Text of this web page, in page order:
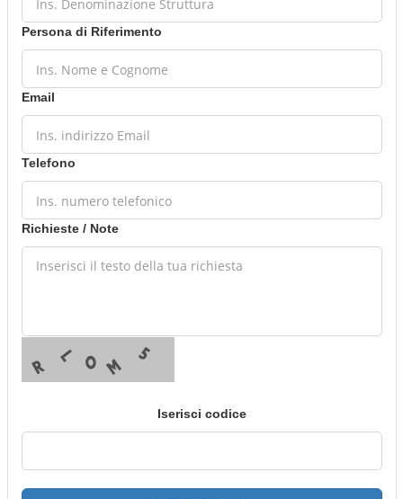
Persona di Riferimento
Email
Telefono
Richieste / Note
Iserisci codice